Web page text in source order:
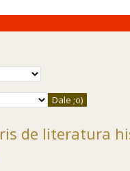
de literatura